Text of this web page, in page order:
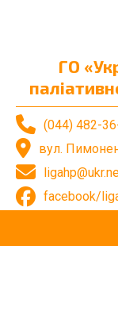
ГО
(044) 482-
вул.
facebook/